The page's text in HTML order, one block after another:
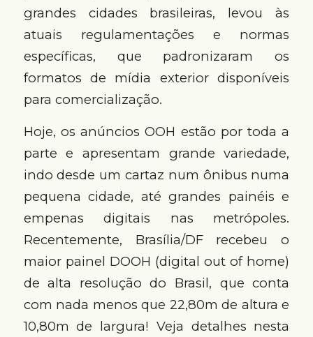
grandes cidades brasileiras, levou às
atuais regulamentações e normas
específicas, que padronizaram os
formatos de mídia exterior disponíveis
para comercialização.
Hoje, os anúncios OOH estão por toda a
parte e apresentam grande variedade,
indo desde um cartaz num ônibus numa
pequena cidade, até grandes painéis e
empenas digitais nas metrópoles.
Recentemente, Brasília/DF recebeu o
maior painel DOOH (digital out of home)
de alta resolução do Brasil, que conta
com nada menos que 22,80m de altura e
10,80m de largura! Veja detalhes nesta